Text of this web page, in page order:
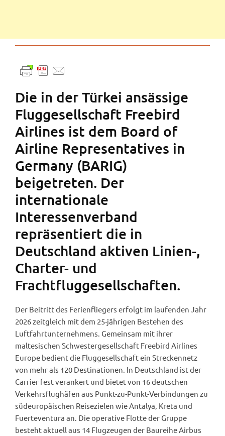
Die in der Türkei ansässige
Fluggesellschaft Freebird
Airlines ist dem Board of
Airline Representatives in
Germany (BARIG)
beigetreten. Der
internationale
Interessenverband
repräsentiert die in
Deutschland aktiven Linien-,
Charter- und
Frachtfluggesellschaften.
Der Beitritt des Ferienfliegers erfolgt im laufenden Jahr
2026 zeitgleich mit dem 25-jährigen Bestehen des
Luftfahrtunternehmens. Gemeinsam mit ihrer
maltesischen Schwestergesellschaft Freebird Airlines
Europe bedient die Fluggesellschaft ein Streckennetz
von mehr als 120 Destinationen. In Deutschland ist der
Carrier fest verankert und bietet von 16 deutschen
Verkehrsflughäfen aus Punkt-zu-Punkt-Verbindungen zu
südeuropäischen Reisezielen wie Antalya, Kreta und
Fuerteventura an. Die operative Flotte der Gruppe
besteht aktuell aus 14 Flugzeugen der Baureihe Airbus